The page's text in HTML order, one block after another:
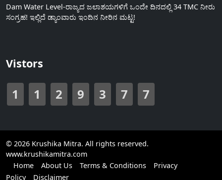
Dam Water Level-ರಾಜ್ಯದ ಜಲಾಶಯಗಳಿಗೆ ಒಂದೇ ದಿನದಲ್ಲಿ 34 TMC ನೀರು
ಸಂಗ್ರಹ! ಇಲ್ಲಿದೆ ಡ್ಯಾಂವಾರು ಇಂದಿನ ನೀರಿನ ಮಟ್ಟ!
Vistors
1 1 2 9 3 7 7
© 2026 Krushika Mitra. All rights reserved.
www.krushikamitra.com
Home
About Us Terms & Conditions
Privacy
Policy
Disclaimer